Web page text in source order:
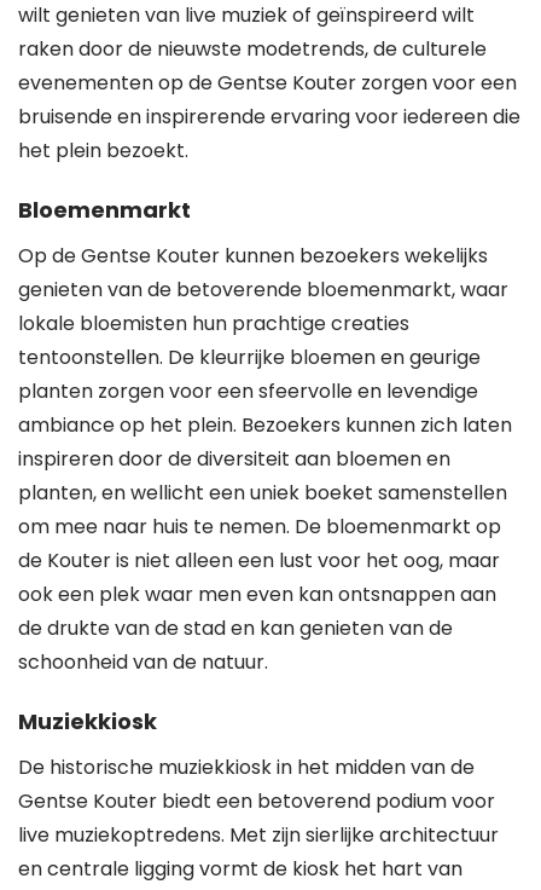
wilt genieten van live muziek of geïnspireerd wilt
raken door de nieuwste modetrends, de culturele
evenementen op de Gentse Kouter zorgen voor een
bruisende en inspirerende ervaring voor iedereen die
het plein bezoekt.
Bloemenmarkt
Op de Gentse Kouter kunnen bezoekers wekelijks
genieten van de betoverende bloemenmarkt, waar
lokale bloemisten hun prachtige creaties
tentoonstellen. De kleurrijke bloemen en geurige
planten zorgen voor een sfeervolle en levendige
ambiance op het plein. Bezoekers kunnen zich laten
inspireren door de diversiteit aan bloemen en
planten, en wellicht een uniek boeket samenstellen
om mee naar huis te nemen. De bloemenmarkt op
de Kouter is niet alleen een lust voor het oog, maar
ook een plek waar men even kan ontsnappen aan
de drukte van de stad en kan genieten van de
schoonheid van de natuur.
Muziekkiosk
De historische muziekkiosk in het midden van de
Gentse Kouter biedt een betoverend podium voor
live muziekoptredens. Met zijn sierlijke architectuur
en centrale ligging vormt de kiosk het hart van